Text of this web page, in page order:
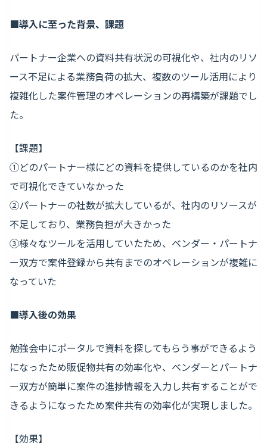
■導入に至った背景、課題
パートナー企業への資料共有状況の可視化や、社内のリソ
ース不足による業務負荷の拡大、複数のツール活用により
複雑化した案件管理のオペレーションの再構築が課題でし
た。
【課題】
①どのパートナー様にどの資料を提供しているのかを社内
で可視化できていなかった
②パートナーの社数が拡大しているが、社内のリソースが
不足しており、業務負担が大きかった
③様々なツールを活用していたため、ベンダー・パートナ
ー双方で案件登録から共有までのオペレーションが複雑に
なっていた
■導入後の効果
勉強会中にポータルで資料を探してもらう事ができるよう
になったため販促物共有の効率化や、ベンダーとパートナ
ー双方が簡単に案件の進捗情報を入力し共有することがで
きるようになったため案件共有の効率化が実現しました。
【効果】